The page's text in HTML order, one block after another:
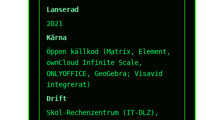
Lanserad
2021
Kärna
Öppen källkod (Matrix, Element,
ownCloud Infinite Scale,
ONLYOFFICE, GeoGebra; Visavid
integrerat)
Drift
Skol-Rechenzentrum (IT-DLZ),